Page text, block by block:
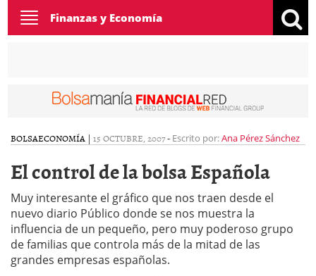
Toggle
navigation
Finanzas y Economía
BOLSAECONOMÍA | 15 OCTUBRE, 2007- Escrito por:Ana Pérez Sánchez
El control de la bolsa Española
Muy interesante el gráfico que nos traen desde el
nuevo diario Público donde se nos muestra la
influencia de un pequeño, pero muy poderoso grupo
de familias que controla más de la mitad de las
grandes empresas españolas.